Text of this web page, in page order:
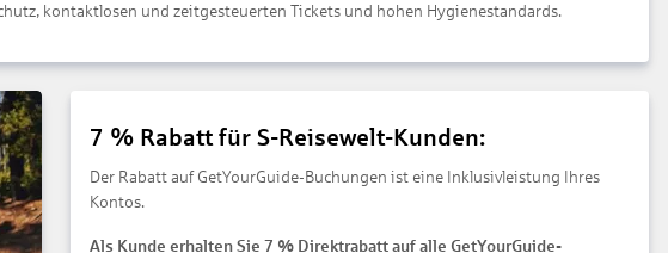
kontaktlosen und zeitgesteuerten Tickets und hohen Hygienestandards.
7 % Rabatt für S-Reisewelt-Kunden:
Der Rabatt auf GetYourGuide-Buchungen ist eine Inklusivleistung Ihres
Kontos.
Als Kunde erhalten Sie 7 % Direktrabatt auf alle GetYourGuide-